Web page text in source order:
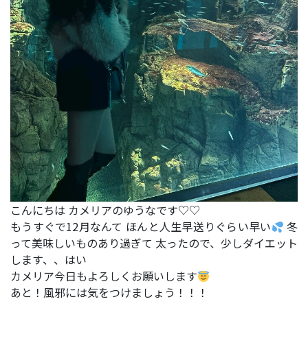
こんにちは カメリアのゆうなです♡♡
もうすぐで12月なんて ほんと人生早送りぐらい早い
冬
って美味しいものあり過ぎて 太ったので、少しダイエット
します、、はい
カメリア今日もよろしくお願いします
あと！風邪には気をつけましょう！！！